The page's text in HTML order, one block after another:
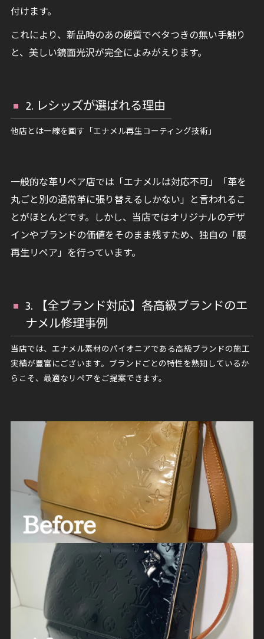
付けます。
これにより、新品時のあの硬質でベタつきの無い手触り
と、美しい鏡面光沢が完全によみがえります。
2. レシッズが選ばれる理由
他店とは一線を画す「エナメル再生コーティング技術」
一般的な革リペア店では「エナメルは対応不可」「革を
丸ごと別の通常革に張り替えるしかない」と言われるこ
とがほとんどです。しかし、当店ではオリジナルのデザ
インやブランドの価値をそのまま残すため、独自の「膜
再生リペア」を行っています。
3. 【全ブランド対応】各高級ブランドのエ
ナメル修理事例
当店では、エナメル素材のパイオニアである高級ブランドの施工
実績が豊富にございます。ブランドごとの特性を熟知しているか
らこそ、最適なリペアをご提案できます。